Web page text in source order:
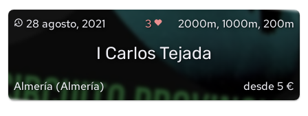
28 agosto, 2021 3 2000m, 1000m, 200m
I Carlos Tejada
Almería(Almería) desde 5 €